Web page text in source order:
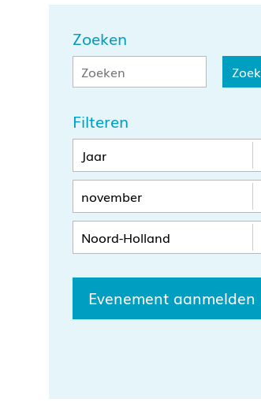
Zoeken
Filteren
Evenement aanmelden